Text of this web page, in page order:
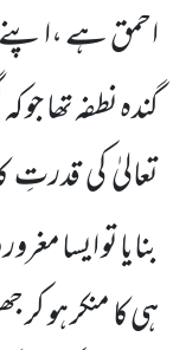
احمق ہے
گندہ نطفہ تھا
تعالیٰ کی
بنایا تو ایسا
ہی کا منکر ہو کر